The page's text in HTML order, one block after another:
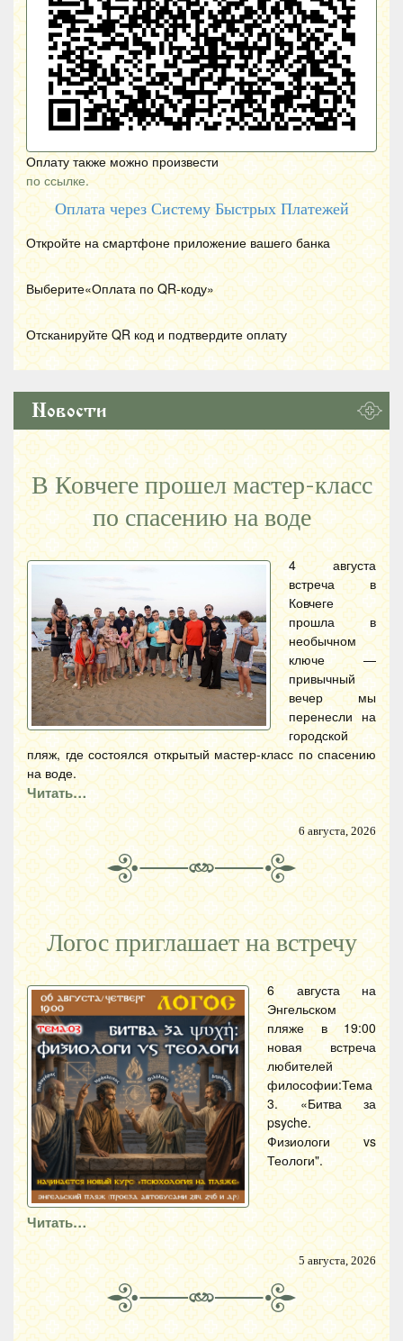
Оплату также можно произвести
по ссылке.
Оплата через Систему Быстрых Платежей
Откройте на смартфоне приложение вашего банка
Выберите«Оплата по QR-коду»
Отсканируйте QR код и подтвердите оплату
Новости
В Ковчеге прошел мастер-класс
по спасению на воде
4 августа
встреча в
Ковчеге
прошла в
необычном
ключе —
привычный
вечер мы
перенесли на
городской
пляж, где состоялся открытый мастер-класс по спасению
на воде.
Читать…
6 августа, 2026
Логос приглашает на встречу
6 августа на
Энгельском
пляже в 19:00
новая встреча
любителей
философии:Тема
3. «Битва за
psyche.
Физиологи vs
Теологи".
Читать…
5 августа, 2026